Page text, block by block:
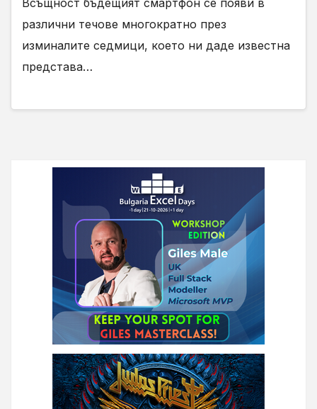
различни течове многократно през
изминалите седмици, което ни даде известна
представа…